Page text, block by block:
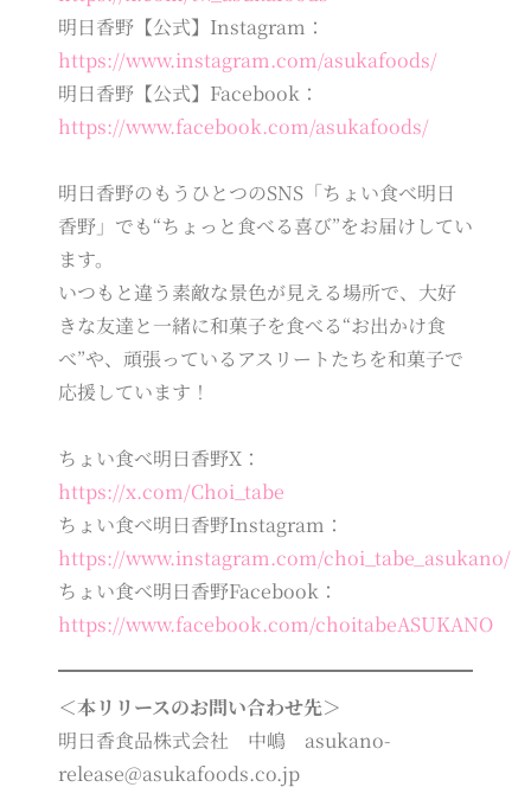
明日香野【公式】Instagram：
https://www.instagram.com/asukafoods/
明日香野【公式】Facebook：
https://www.facebook.com/asukafoods/
明日香野のもうひとつのSNS「ちょい食べ明日
香野」でも“ちょっと食べる喜び”をお届けしてい
ます。
いつもと違う素敵な景色が見える場所で、大好
きな友達と一緒に和菓子を食べる“お出かけ食
べ”や、頑張っているアスリートたちを和菓子で
応援しています！
ちょい食べ明日香野X：
https://x.com/Choi_tabe
ちょい食べ明日香野Instagram：
https://www.instagram.com/choi_tabe_asukano/
ちょい食べ明日香野Facebook：
https://www.facebook.com/choitabeASUKANO
＜本リリースのお問い合わせ先＞
明日香食品株式会社 中嶋 asukano-
release@asukafoods.co.jp